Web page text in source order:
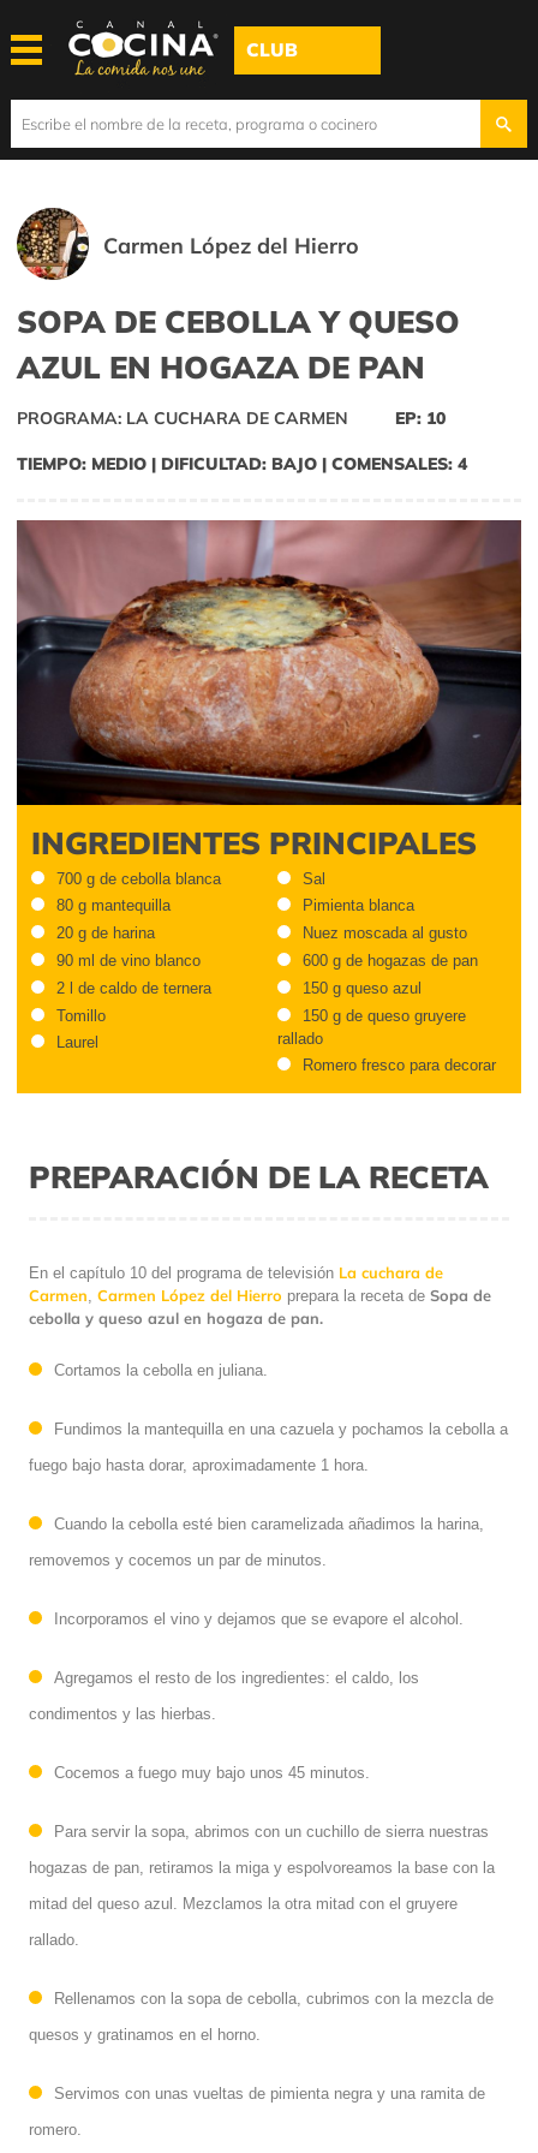
CLUB
Carmen López del Hierro
SOPA DE CEBOLLA Y QUESO
AZUL EN HOGAZA DE PAN
PROGRAMA: LA CUCHARA DE CARMEN EP: 10
TIEMPO: MEDIO | DIFICULTAD: BAJO | COMENSALES: 4
INGREDIENTES PRINCIPALES
700 g de cebolla blanca
80 g mantequilla
20 g de harina
90 ml de vino blanco
2 l de caldo de ternera
Tomillo
Laurel
Sal
Pimienta blanca
Nuez moscada al gusto
600 g de hogazas de pan
150 g queso azul
150 g de queso gruyere
rallado
Romero fresco para decorar
PREPARACIÓN DE LA RECETA
En el capítulo 10 del programa de televisión La cuchara de
Carmen, Carmen López del Hierro prepara la receta de Sopa de
cebolla y queso azul en hogaza de pan.
Cortamos la cebolla en juliana.
Fundimos la mantequilla en una cazuela y pochamos la cebolla a
fuego bajo hasta dorar, aproximadamente 1 hora.
Cuando la cebolla esté bien caramelizada añadimos la harina,
removemos y cocemos un par de minutos.
Incorporamos el vino y dejamos que se evapore el alcohol.
Agregamos el resto de los ingredientes: el caldo, los
condimentos y las hierbas.
Cocemos a fuego muy bajo unos 45 minutos.
Para servir la sopa, abrimos con un cuchillo de sierra nuestras
hogazas de pan, retiramos la miga y espolvoreamos la base con la
mitad del queso azul. Mezclamos la otra mitad con el gruyere
rallado.
Rellenamos con la sopa de cebolla, cubrimos con la mezcla de
quesos y gratinamos en el horno.
Servimos con unas vueltas de pimienta negra y una ramita de
romero.